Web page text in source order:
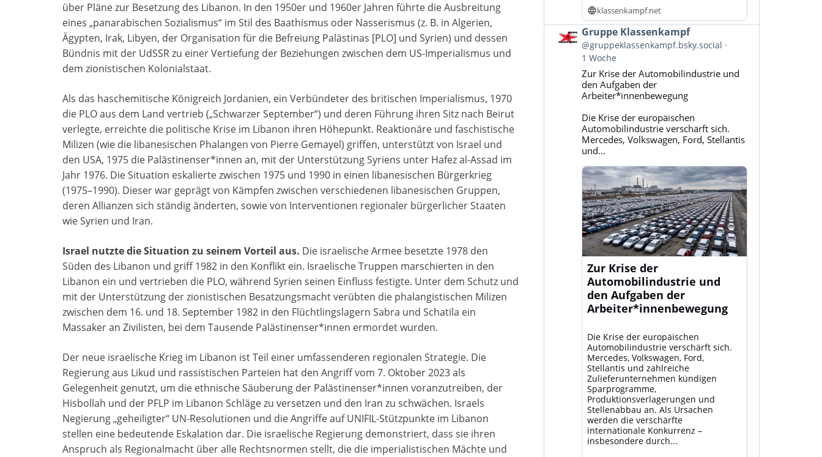
über Pläne zur Besetzung des Libanon. In den 1950er und 1960er Jahren führte die Ausbreitung
eines „panarabischen Sozialismus“ im Stil des Baathismus oder Nasserismus (z. B. in Algerien,
Ägypten, Irak, Libyen, der Organisation für die Befreiung Palästinas [PLO] und Syrien) und dessen
Bündnis mit der UdSSR zu einer Vertiefung der Beziehungen zwischen dem US-Imperialismus und
dem zionistischen Kolonialstaat.
Als das haschemitische Königreich Jordanien, ein Verbündeter des britischen Imperialismus, 1970
die PLO aus dem Land vertrieb („Schwarzer September“) und deren Führung ihren Sitz nach Beirut
verlegte, erreichte die politische Krise im Libanon ihren Höhepunkt. Reaktionäre und faschistische
Milizen (wie die libanesischen Phalangen von Pierre Gemayel) griffen, unterstützt von Israel und
den USA, 1975 die Palästinenser*innen an, mit der Unterstützung Syriens unter Hafez al-Assad im
Jahr 1976. Die Situation eskalierte zwischen 1975 und 1990 in einen libanesischen Bürgerkrieg
(1975–1990). Dieser war geprägt von Kämpfen zwischen verschiedenen libanesischen Gruppen,
deren Allianzen sich ständig änderten, sowie von Interventionen regionaler bürgerlicher Staaten
wie Syrien und Iran.
Israel nutzte die Situation zu seinem Vorteil aus. Die israelische Armee besetzte 1978 den
Süden des Libanon und griff 1982 in den Konflikt ein. Israelische Truppen marschierten in den
Libanon ein und vertrieben die PLO, während Syrien seinen Einfluss festigte. Unter dem Schutz und
mit der Unterstützung der zionistischen Besatzungsmacht verübten die phalangistischen Milizen
zwischen dem 16. und 18. September 1982 in den Flüchtlingslagern Sabra und Schatila ein
Massaker an Zivilisten, bei dem Tausende Palästinenser*innen ermordet wurden.
Der neue israelische Krieg im Libanon ist Teil einer umfassenderen regionalen Strategie. Die
Regierung aus Likud und rassistischen Parteien hat den Angriff vom 7. Oktober 2023 als
Gelegenheit genutzt, um die ethnische Säuberung der Palästinenser*innen voranzutreiben, der
Hisbollah und der PFLP im Libanon Schläge zu versetzen und den Iran zu schwächen. Israels
Negierung „geheiligter“ UN-Resolutionen und die Angriffe auf UNIFIL-Stützpunkte im Libanon
stellen eine bedeutende Eskalation dar. Die israelische Regierung demonstriert, dass sie ihren
Anspruch als Regionalmacht über alle Rechtsnormen stellt, die die imperialistischen Mächte und
klassenkampf.net
Beitrag
von
Gruppe
Klassenkampf
Bluesky
Gruppe Klassenkampf
@gruppeklassenkampf.bsky.social
1 Woche
Zur Krise der Automobilindustrie und
den Aufgaben der
Arbeiter*innenbewegung
Die Krise der europäischen
Automobilindustrie verschärft sich.
Mercedes, Volkswagen, Ford, Stellantis
und...
Zur Krise der
Automobilindustrie und
den Aufgaben der
Arbeiter*innenbewegung
Die Krise der europäischen
Automobilindustrie verschärft sich.
Mercedes, Volkswagen, Ford,
Stellantis und zahlreiche
Zulieferunternehmen kündigen
Sparprogramme,
Produktionsverlagerungen und
Stellenabbau an. Als Ursachen
werden die verschärfte
internationale Konkurrenz –
insbesondere durch...